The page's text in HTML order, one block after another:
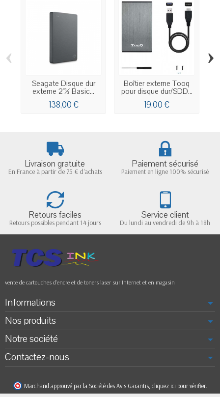
Seagate Disque dur
externe 2"½ Basic...
138,00 €
Boîtier externe Tooq
pour disque dur/SDD...
19,00 €
‹ ›
Livraison gratuite
En France à partir de 75 € d'achats
Paiement sécurisé
Paiement en ligne 100% sécurisé
Retours faciles
Retours possibles pendant 14 jours
Service client
Du lundi au vendredi de 9h à 18h
vente de cartouches d'encre et de toners laser sur Internet et en magasin
Informations
Nos produits
Notre société
Contactez-nous
Marchand approuvé par la Société des Avis Garantis, cliquez ici pour vérifier.